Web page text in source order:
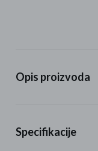
Opis proizvoda
Specifikacije